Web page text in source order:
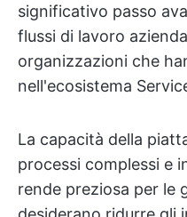
significativo passo
flussi di lavoro
organizzazioni che
nell'ecosistema
La capacità della
processi complessi e
rende preziosa per le